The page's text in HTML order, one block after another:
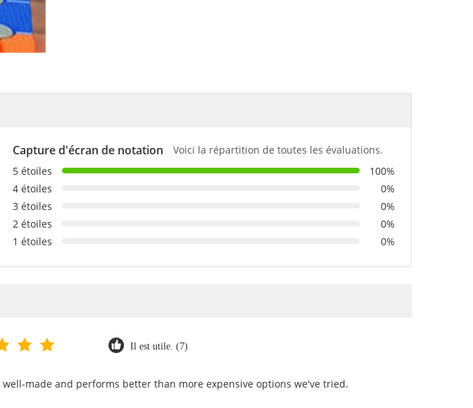
Capture d'écran de notation
Voici la répartition de toutes les évaluations.
5 étoiles
100%
4 étoiles
0%
3 étoiles
0%
2 étoiles
0%
1 étoiles
0%
Il est utile. (7)
made and performs better than more expensive options we've tried.